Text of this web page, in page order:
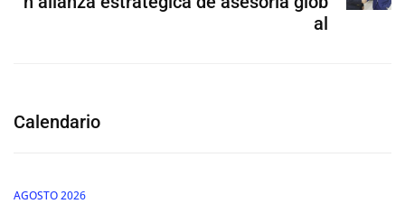
al
Calendario
AGOSTO 2026